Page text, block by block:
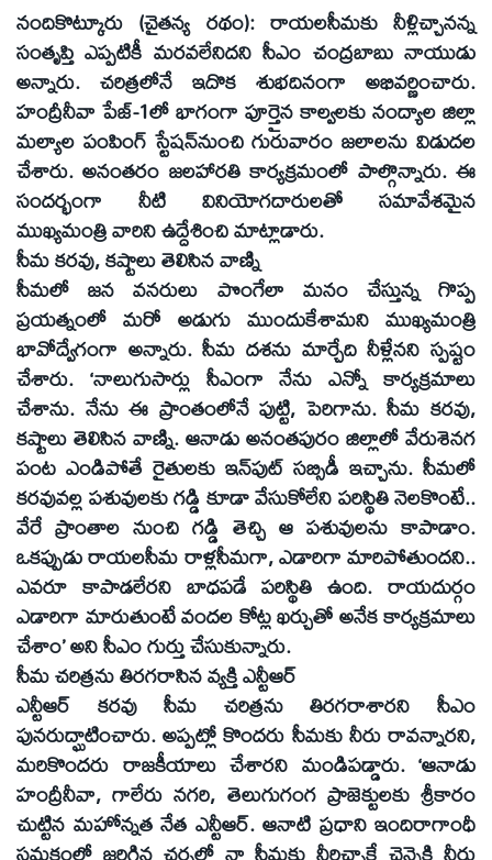
నందికొట్కూరు (చైతన్య రథం): రాయలసీమకు నీళ్లిచ్చానన్న
సంతృప్తి ఎప్పటికీ మరవలేనిదని సీఎం చంద్రబాబు నాయుడు
అన్నారు. చరిత్రలోనే ఇదొక శుభదినంగా అభివర్ణించారు.
హంద్రీనీవా పేజ్‌-1లో భాగంగా పూర్తైన కాల్వలకు నంద్యాల జిల్లా
మల్యాల పంపింగ్‌ స్టేషన్‌నుంచి గురువారం జలాలను విడుదల
చేశారు. అనంతరం జలహారతి కార్యక్రమంలో పాల్గొన్నారు. ఈ
సందర్భంగా నీటి వినియోగదారులతో సమావేశమైన
ముఖ్యమంత్రి వారిని ఉద్దేశించి మాట్లాడారు.
సీమ కరవు, కష్టాలు తెలిసిన వాణ్ని
సీమలో జన వనరులు పొంగేలా మనం చేస్తున్న గొప్ప
ప్రయత్నంలో మరో అడుగు ముందుకేశామని ముఖ్యమంత్రి
భావోద్వేగంగా అన్నారు. సీమ దశను మార్చేది నీళ్లేనని స్పష్టం
చేశారు. ‘నాలుగుసార్లు సీఎంగా నేను ఎన్నో కార్యక్రమాలు
చేశాను. నేను ఈ ప్రాంతంలోనే పుట్టి, పెరిగాను. సీమ కరవు,
కష్టాలు తెలిసిన వాణ్ని. ఆనాడు అనంతపురం జిల్లాలో వేరుశెనగ
పంట ఎండిపోతే రైతులకు ఇన్‌పుట్‌ సబ్సిడీ ఇచ్చాను. సీమలో
కరవువల్ల పశువులకు గడ్డి కూడా వేసుకోలేని పరిస్థితి నెలకొంటే..
వేరే ప్రాంతాల నుంచి గడ్డి తెచ్చి ఆ పశువులను కాపాడాం.
ఒకప్పుడు రాయలసీమ రాళ్లసీమగా, ఎడారిగా మారిపోతుందని..
ఎవరూ కాపాడలేరని బాధపడే పరిస్థితి ఉంది. రాయదుర్గం
ఎడారిగా మారుతుంటే వందల కోట్ల ఖర్చుతో అనేక కార్యక్రమాలు
చేశాం’ అని సీఎం గుర్తు చేసుకున్నారు.
సీమ చరిత్రను తిరగరాసిన వ్యక్తి ఎన్టీఆర్‌
ఎన్టీఆర్‌ కరవు సీమ చరిత్రను తిరగరాశారని సీఎం
పునరుద్ఘాటించారు. అప్పట్లో కొందరు సీమకు నీరు రావన్నారని,
మరికొందరు రాజకీయాలు చేశారని మండిపడ్డారు. ‘ఆనాడు
హంద్రీనీవా, గాలేరు నగరి, తెలుగుగంగ ప్రాజెక్టులకు శ్రీకారం
చుట్టిన మహోన్నత నేత ఎన్టీఆర్‌. ఆనాటి ప్రధాని ఇందిరాగాంధీ